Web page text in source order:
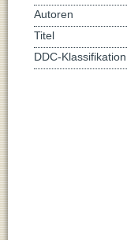
Autoren
Titel
DDC-Klassifikation